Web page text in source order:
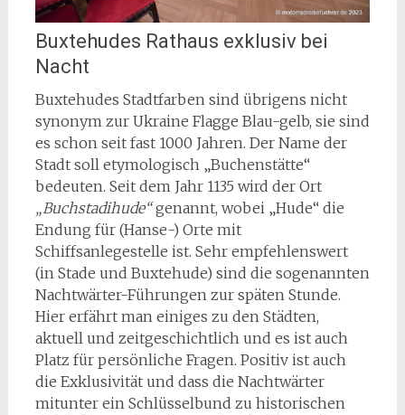
Buxtehudes Rathaus exklusiv bei
Nacht
Buxtehudes Stadtfarben sind übrigens nicht
synonym zur Ukraine Flagge Blau-gelb, sie sind
es schon seit fast 1000 Jahren. Der Name der
Stadt soll etymologisch „Buchenstätte“
bedeuten. Seit dem Jahr 1135 wird der Ort
„Buchstadihude“genannt, wobei „Hude“ die
Endung für (Hanse-) Orte mit
Schiffsanlegestelle ist. Sehr empfehlenswert
(in Stade und Buxtehude) sind die sogenannten
Nachtwärter-Führungen zur späten Stunde.
Hier erfährt man einiges zu den Städten,
aktuell und zeitgeschichtlich und es ist auch
Platz für persönliche Fragen. Positiv ist auch
die Exklusivität und dass die Nachtwärter
mitunter ein Schlüsselbund zu historischen